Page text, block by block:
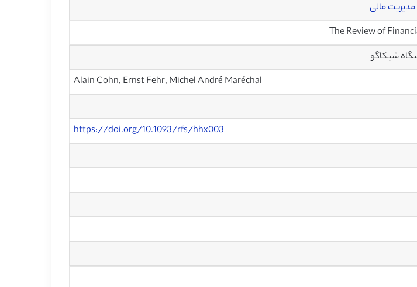
مدیریت مالی
Alain Cohn, Ernst Fehr, Michel André Maréchal
https://doi.org/10.1093/rfs/hhx003